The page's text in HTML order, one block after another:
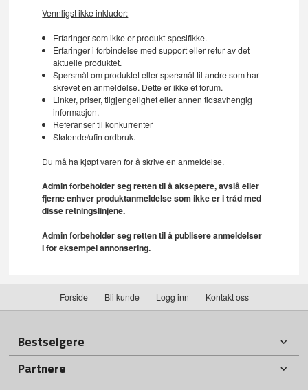
Vennligst ikke inkluder:
Erfaringer som ikke er produkt-spesifikke.
Erfaringer i forbindelse med support eller retur av det
aktuelle produktet.
Spørsmål om produktet eller spørsmål til andre som har
skrevet en anmeldelse. Dette er ikke et forum.
Linker, priser, tilgjengelighet eller annen tidsavhengig
informasjon.
Referanser til konkurrenter
Støtende/ufin ordbruk.
Du må ha kjøpt varen for å skrive en anmeldelse.
Admin forbeholder seg retten til å akseptere, avslå eller
fjerne enhver produktanmeldelse som ikke er i tråd med
disse retningslinjene.
Admin forbeholder seg retten til å publisere anmeldelser
i for eksempel annonsering.
Forside Bli kunde Logg inn Kontakt oss
Bestselgere
Partnere